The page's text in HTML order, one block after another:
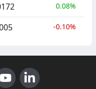
0.08%
-0.10%